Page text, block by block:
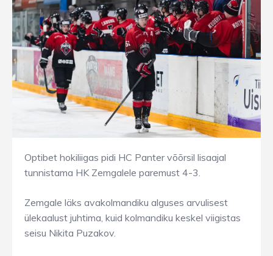
Optibet hokiliigas pidi HC Panter võõrsil lisaajal
tunnistama HK Zemgalele paremust 4-3.
Zemgale läks avakolmandiku alguses arvulisest
ülekaalust juhtima, kuid kolmandiku keskel viigistas
seisu Nikita Puzakov.